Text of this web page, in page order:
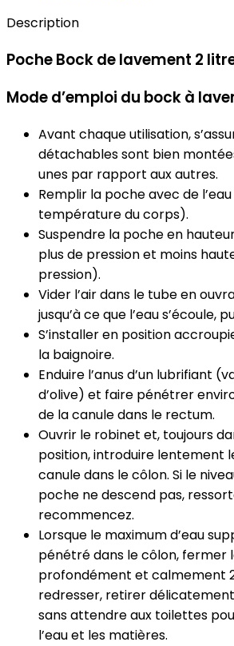
Description
Poche Bock de lavement 2
Mode d’emploi du bock à
Avant chaque utilisation,
détachables sont bien
unes par rapport aux autres.
Remplir la poche avec de
température du corps).
Suspendre la poche en
plus de pression et moins
pression).
Vider l’air dans le tube en
jusqu’à ce que l’eau s’écoule,
S’installer en position
la baignoire.
Enduire l’anus d’un lubrifiant
d’olive) et faire pénétrer
de la canule dans le rectum.
Ouvrir le robinet et, toujours
position, introduire lentement
canule dans le côlon. Si le
poche ne descend pas,
recommencez.
Lorsque le maximum d’eau
pénétré dans le côlon, fermer
profondément et calmement 2
redresser, retirer
sans attendre aux toilettes
l’eau et les matières.